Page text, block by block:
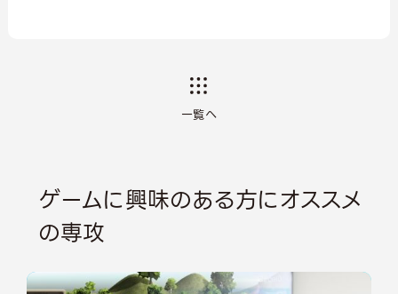
一覧へ
ゲームに興味のある方にオススメ
の専攻